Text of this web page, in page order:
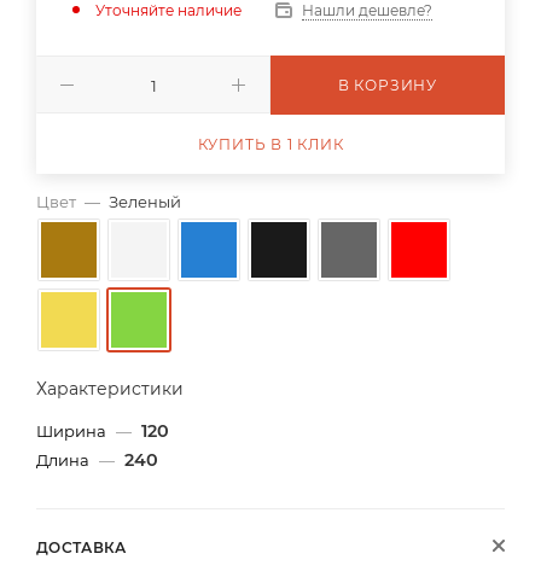
Цвет — Зеленый
Характеристики
Ширина — 120
Длина — 240
ДОСТАВКА
Уточняйте наличие
Нашли дешевле?
В КОРЗИНУ
КУПИТЬ В 1 КЛИК